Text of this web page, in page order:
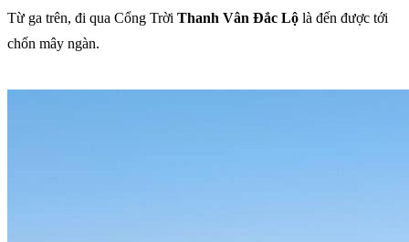
Từ ga trên, đi qua Cổng Trời Thanh Vân Đắc Lộ là đến được tới
chốn mây ngàn.